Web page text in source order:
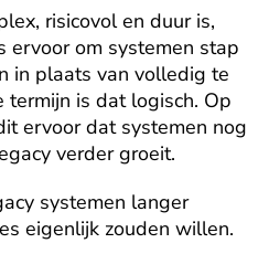
risicovol en duur is,
ervoor om systemen stap
in plaats van volledig te
is dat logisch. Op
ervoor dat systemen nog
verder groeit.
systemen langer
eigenlijk zouden willen.